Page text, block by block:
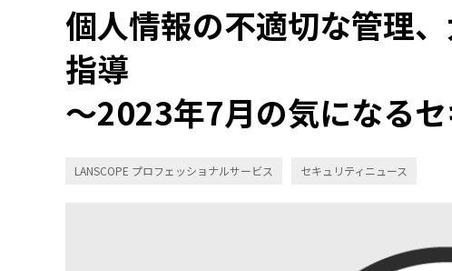
個人情報の不適切な管理
指導
～2023年7月の気になる
LANSCOPE プロフェッショナルサービス セキュリティニュース